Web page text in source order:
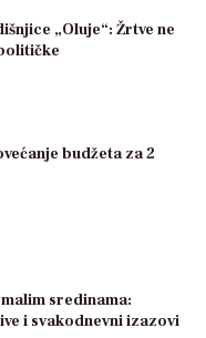
„Oluje“: Žrtve ne
budžeta za 2
sredinama:
i svakodnevni izazovi